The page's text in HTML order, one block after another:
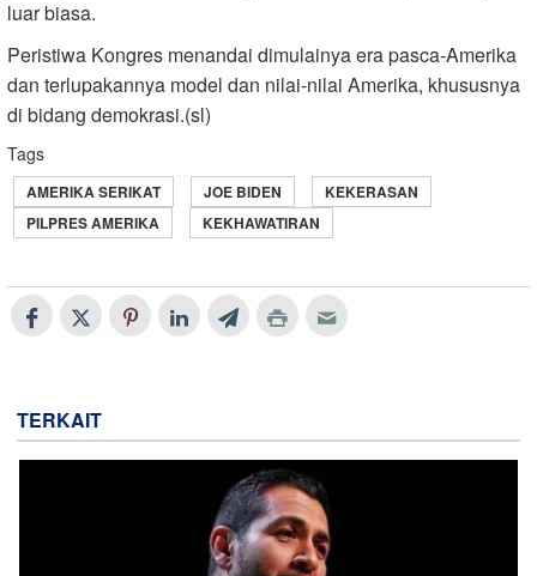
luar biasa.
Peristiwa Kongres menandai dimulainya era pasca-Amerika
dan terlupakannya model dan nilai-nilai Amerika, khususnya
di bidang demokrasi.(sl)
Tags
AMERIKA SERIKAT JOE BIDEN
KEKERASAN
PILPRES AMERIKA
KEKHAWATIRAN
TERKAIT